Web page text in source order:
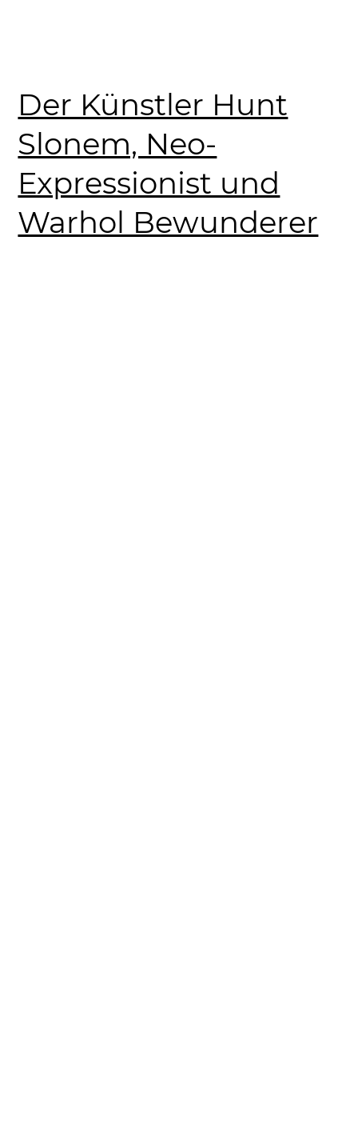
Der Künstler Hunt
Slonem, Neo-
Expressionist und
Warhol Bewunderer